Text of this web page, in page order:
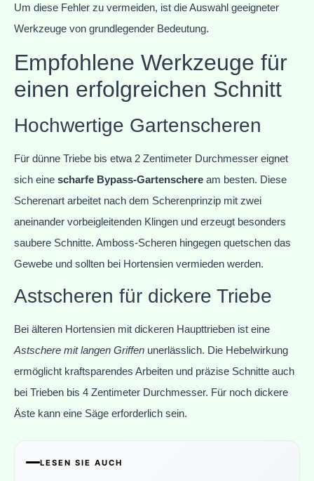
Um diese Fehler zu vermeiden, ist die Auswahl geeigneter
Werkzeuge von grundlegender Bedeutung.
Empfohlene Werkzeuge für
einen erfolgreichen Schnitt
Hochwertige Gartenscheren
Für dünne Triebe bis etwa 2 Zentimeter Durchmesser eignet
sich eine scharfe Bypass-Gartenschere am besten. Diese
Scherenart arbeitet nach dem Scherenprinzip mit zwei
aneinander vorbeigleitenden Klingen und erzeugt besonders
saubere Schnitte. Amboss-Scheren hingegen quetschen das
Gewebe und sollten bei Hortensien vermieden werden.
Astscheren für dickere Triebe
Bei älteren Hortensien mit dickeren Haupttrieben ist eine
Astschere mit langen Griffen unerlässlich. Die Hebelwirkung
ermöglicht kraftsparendes Arbeiten und präzise Schnitte auch
bei Trieben bis 4 Zentimeter Durchmesser. Für noch dickere
Äste kann eine Säge erforderlich sein.
LESEN SIE AUCH